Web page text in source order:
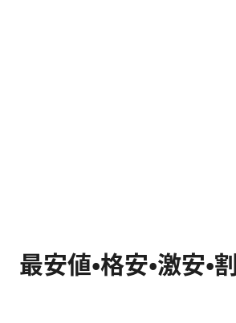
安値・格安・激安